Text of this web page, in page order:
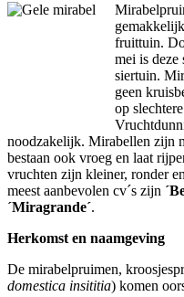
fruittuin.
mei is deze
siertuin.
geen
op
noodzakelijk. Mirabellen zijn
bestaan ook vroeg en laat
vruchten zijn kleiner, ronder
meest aanbevolen cv´s zijn
´Miragrande´.
Herkomst en naamgeving
De mirabelpruimen,
domestica insititia) komen